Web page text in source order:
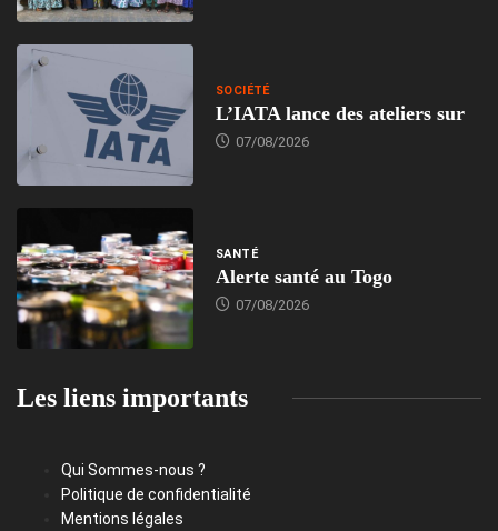
SOCIÉTÉ
L’IATA lance des ateliers sur
07/08/2026
SANTÉ
Alerte santé au Togo
07/08/2026
Les liens importants
Qui Sommes-nous ?
Politique de confidentialité
Mentions légales